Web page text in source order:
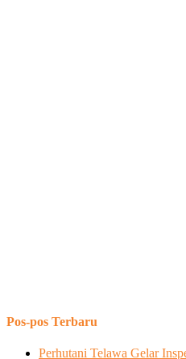
Pos-pos Terbaru
Perhutani Telawa Gelar